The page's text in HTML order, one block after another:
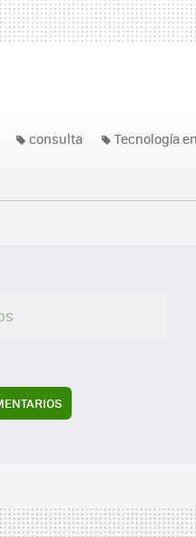
consulta Tecnología